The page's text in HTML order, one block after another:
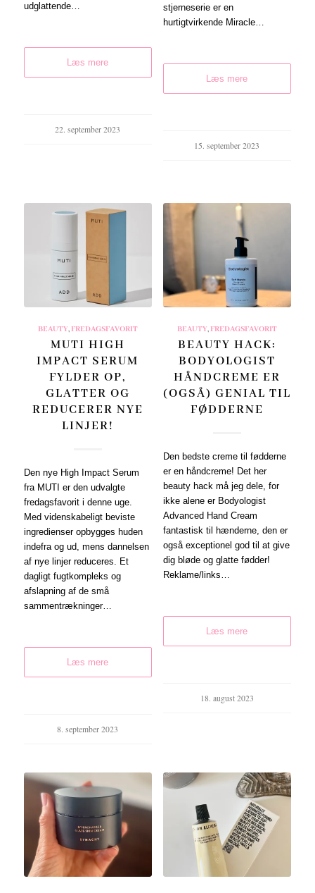
udglattende…
Læs mere
22. september 2023
stjerneserie er en
hurtigtvirkende Miracle…
Læs mere
15. september 2023
BEAUTY, FREDAGSFAVORIT
MUTI HIGH
IMPACT SERUM
FYLDER OP,
GLATTER OG
REDUCERER NYE
LINJER!
Den nye High Impact Serum
fra MUTI er den udvalgte
fredagsfavorit i denne uge.
Med videnskabeligt beviste
ingredienser opbygges huden
indefra og ud, mens dannelsen
af nye linjer reduceres. Et
dagligt fugtkompleks og
afslapning af de små
sammentrækninger…
Læs mere
8. september 2023
BEAUTY, FREDAGSFAVORIT
BEAUTY HACK:
BODYOLOGIST
HÅNDCREME ER
(OGSÅ) GENIAL TIL
FØDDERNE
Den bedste creme til fødderne
er en håndcreme! Det her
beauty hack må jeg dele, for
ikke alene er Bodyologist
Advanced Hand Cream
fantastisk til hænderne, den er
også exceptionel god til at give
dig bløde og glatte fødder!
Reklame/links…
Læs mere
18. august 2023